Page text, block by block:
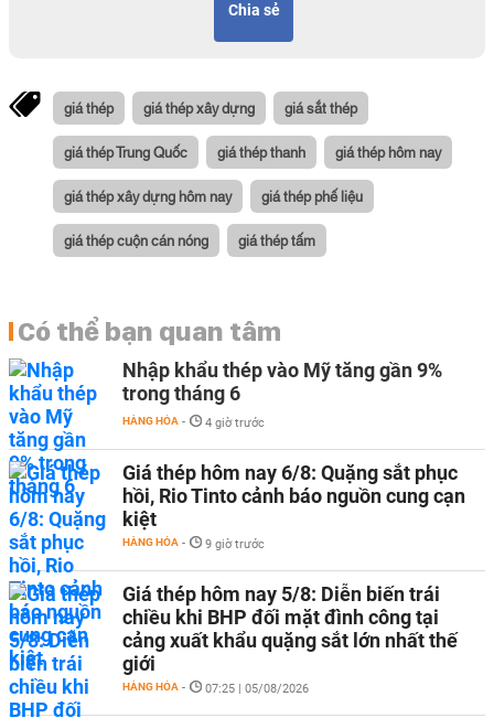
Chia sẻ
giá thép giá thép xây dựng giá sắt thép
giá thép Trung Quốc giá thép thanh giá thép hôm nay
giá thép xây dựng hôm nay giá thép phế liệu
giá thép cuộn cán nóng giá thép tấm
Có thể bạn quan tâm
Nhập khẩu thép vào Mỹ tăng gần 9%
trong tháng 6
HÀNG HÓA - 4 giờ trước
Giá thép hôm nay 6/8: Quặng sắt phục
hồi, Rio Tinto cảnh báo nguồn cung cạn
kiệt
HÀNG HÓA - 9 giờ trước
Giá thép hôm nay 5/8: Diễn biến trái
chiều khi BHP đối mặt đình công tại
cảng xuất khẩu quặng sắt lớn nhất thế
giới
HÀNG HÓA - 07:25 | 05/08/2026